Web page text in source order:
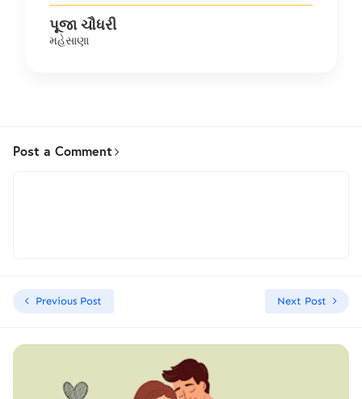
પૂજા ચૌધરી
મહેસાણા
Post a Comment
Previous Post Next Post